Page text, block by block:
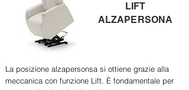
LIFT
ALZAPERSONA
La posizione alzapersonsa si ottiene grazie alla
meccanica con funzione Lift. È fondamentale per